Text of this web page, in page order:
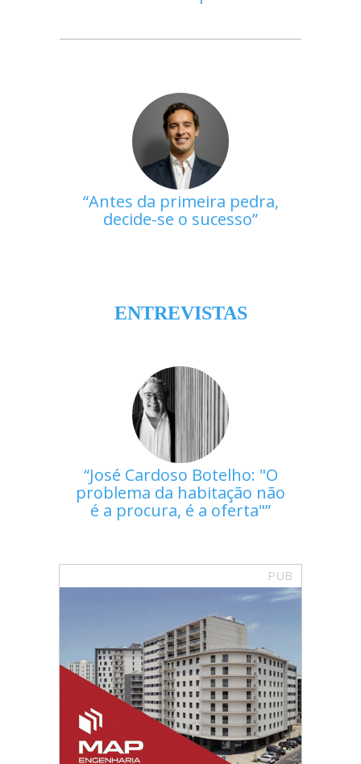
Antes da primeira pedra,
decide-se o sucesso
ENTREVISTAS
José Cardoso Botelho: "O
problema da habitação não
é a procura, é a oferta"
PUB